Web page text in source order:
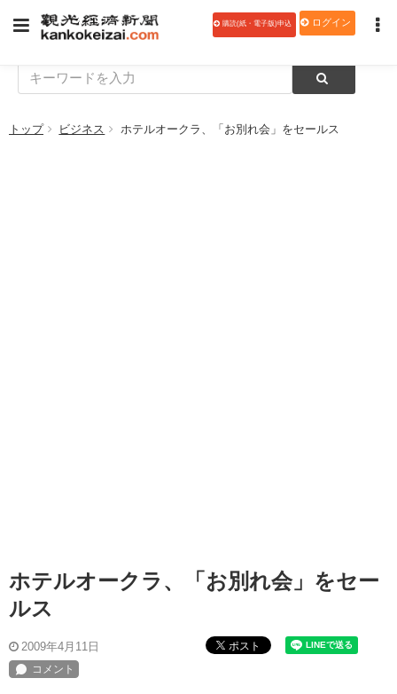
購読(紙・電子版)申込 ログイン
トップ ビジネス ホテルオークラ、「お別れ会」をセールス
ホテルオークラ、「お別れ会」をセー
ルス
2009年4月11日 ポスト